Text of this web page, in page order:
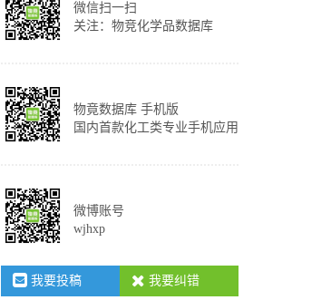
微信扫一扫
关注：物竞化学品数据库
物竟数据库 手机版
国内首款化工类专业手机应用
微博账号
wjhxp
我要投稿 我要纠错